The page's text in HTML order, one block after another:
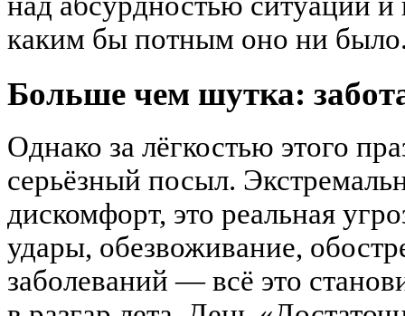
каким бы потным оно ни
Больше чем шутка:
Однако за лёгкостью этого
серьёзный посыл.
дискомфорт, это реальная
удары, обезвоживание,
заболеваний — всё это